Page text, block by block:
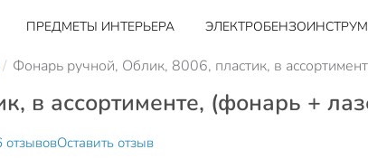
ПРЕДМЕТЫ ИНТЕРЬЕРА
Фонарь ручной, Облик, 8006, пластик, в
в ассортименте, (фонарь +
отзывовОставить отзыв